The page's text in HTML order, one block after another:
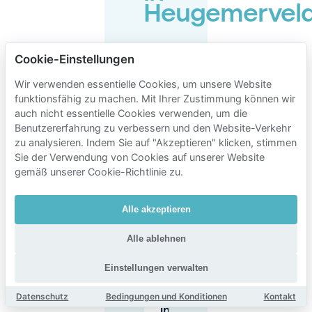
der Nähe von
Heugemerveld
auf der Straße
parken?
Wo kann ich in
der Nähe von
parken?
Parken auf
Maastricht
Cookie-Einstellungen
Wir verwenden essentielle Cookies, um unsere Website
funktionsfähig zu machen. Mit Ihrer Zustimmung können wir
auch nicht essentielle Cookies verwenden, um die
Benutzererfahrung zu verbessern und den Website-Verkehr
zu analysieren. Indem Sie auf "Akzeptieren" klicken, stimmen
Sie der Verwendung von Cookies auf unserer Website
gemäß unserer Cookie-Richtlinie zu.
Alle akzeptieren
Alle ablehnen
Einstellungen verwalten
Datenschutz Bedingungen und Konditionen Kontakt